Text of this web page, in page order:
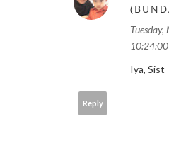
Iya, Sist
Reply